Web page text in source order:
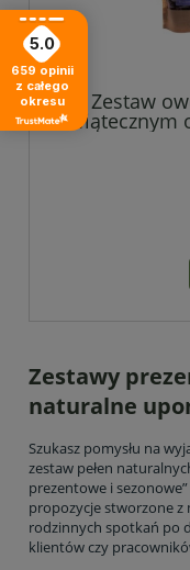
Zestaw
świątecznym
Zestawy
naturalne
Szukasz pomysłu na
zestaw pełen
prezentowe i
propozycje stworzone z
rodzinnych spotkań po
klientów czy
5.0
659 opinii
z całego
okresu